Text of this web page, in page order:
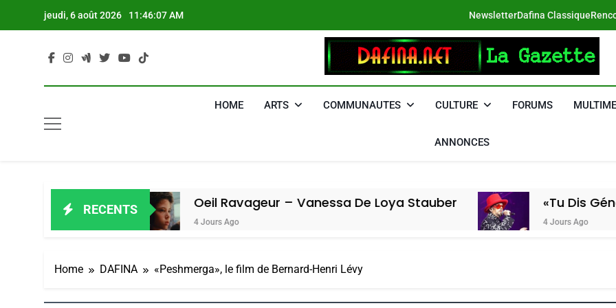
jeudi, 6 août 2026 11:46:08 AM NewsletterDafina Classique
DAFINA
HOME ARTS COMMUNAUTES CULTURE FORUMS
ANNONCES
RECENTSOeil Ravageur – Vanessa De Loya Stauber
4 Jours Ago
«Tu Dis Génocide, Je
4 Jours Ago
Home DAFINA «Peshmerga», le film de Bernard-Henri Lévy